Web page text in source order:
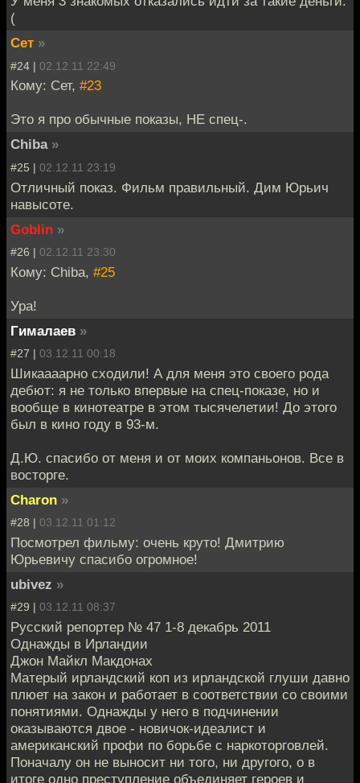
(
Сет »
#24 | 02.12.11 22:49
Кому: Сет, #23
Это я про обычные показы, НЕ спец-.
Chiba »
#25 | 02.12.11 23:19
Отличный показ. Фильм правильный. Дим Юрьич
навысоте.
Goblin »
#26 | 02.12.11 23:30
Кому: Chiba, #25
Ура!
Гималаев »
#27 | 03.12.11 00:18
Шикаааарно сходили! А для меня это своего рода
дебют: я не только впервые на спец-показе, но и
вообще в кинотеатре в этом тысячелетии! До этого
был в кино году в 93-м.
Д.Ю. спасибо от меня и от моих компаньонов. Все в
восторге.
Charon »
#28 | 03.12.11 01:12
Посмотрел фильму: очень круто! Дмитрию
Юрьевичу спасибо огромное!
ubivez »
#29 | 03.12.11 08:37
Русский репортер № 47 1-8 декабрь 2011
Однажды в Ирландии
Джон Майкл Макдонах
Матерый ирландский коп из ирландской глуши давно
плюет на закон и работает в соответствии со своими
понятиями. Однажды у него в подчинении
оказываются двое - новичок-идеалист и
американский профи по борьбе с наркоторговлей.
Поначалу он не выносит ни того, ни другого, о в
итоге одно преступление объединяет героев и